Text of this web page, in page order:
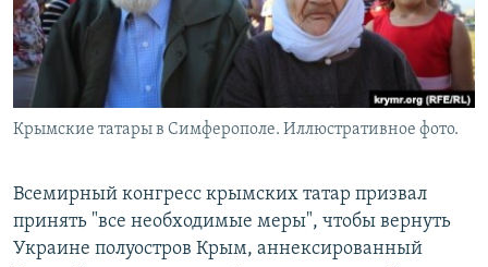
Крымские татары в Симферополе. Иллюстративное фото.
Всемирный конгресс крымских татар призвал
принять "все необходимые меры", чтобы вернуть
Украине полуостров Крым, аннексированный